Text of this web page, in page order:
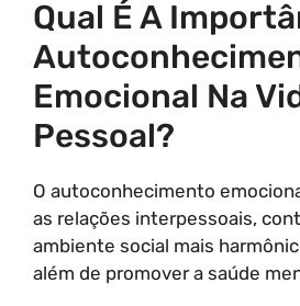
Qual É A
Emocional Na
Pessoal?
O autoconhecimento
as relações interpessoais,
ambiente social mais
além de promover a saúde